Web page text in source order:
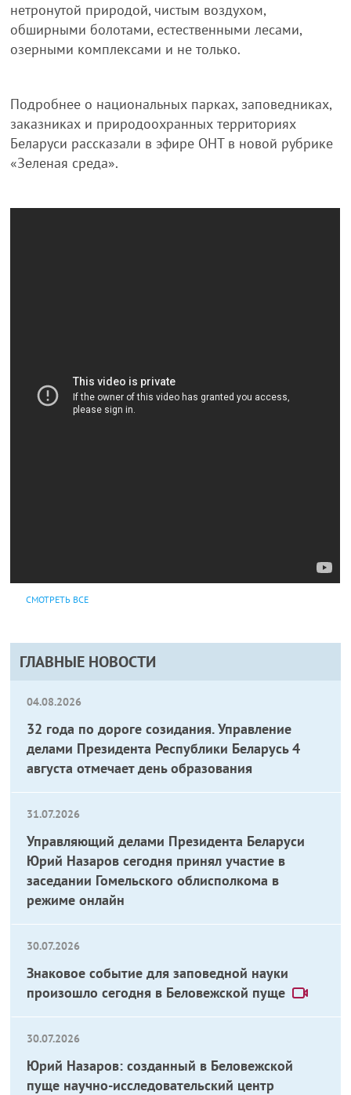
ГЛАВНЫЕ НОВОСТИ
04.08.2026
32 года по дороге созидания. Управление
делами Президента Республики Беларусь 4
августа отмечает день образования
31.07.2026
Управляющий делами Президента Беларуси
Юрий Назаров сегодня принял участие в
заседании Гомельского облисполкома в
режиме онлайн
30.07.2026
Знаковое событие для заповедной науки
произошло сегодня в Беловежской пуще
30.07.2026
Юрий Назаров: созданный в Беловежской
пуще научно-исследовательский центр
нетронутой природой, чистым воздухом,
обширными болотами, естественными лесами,
озерными комплексами и не только.
Подробнее о национальных парках, заповедниках,
заказниках и природоохранных территориях
Беларуси рассказали в эфире ОНТ в новой рубрике
«Зеленая среда».
СМОТРЕТЬ ВСЕ